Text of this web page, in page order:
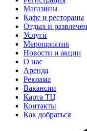
Магазины
Кафе и рестораны
Отдых и
Услуги
Мероприятия
Новости и акции
О нас
Аренда
Реклама
Вакансии
Карта ТЦ
Контакты
Как добраться